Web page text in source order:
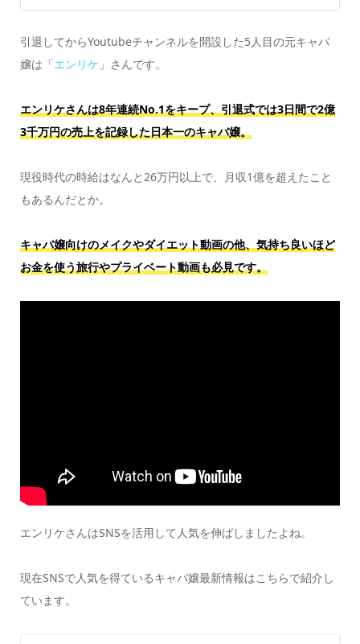
引退してからYoutubeチャンネルを開設した5人目の元キャバ
嬢は「エンリケ 」さんです。
エンリケさんは8年連続No.1をキープ、引退式では3日間で2億
3千万円の売上を記録した日本一のキャバ嬢。
現役時代の時給はなんと26万円以上で、月収1億を超えたこと
もあるんだとか。
キャバ嬢向けのメイクやダイエット動画の他、気持ち良いほど
お金を使う旅行やプライベート動画も必見です。
エンリケさんはSNSを活用して人気を伸ばしましたよね。
現在SNSで人気を得ているキャバ嬢最新情報はこちらで紹介し
ています。